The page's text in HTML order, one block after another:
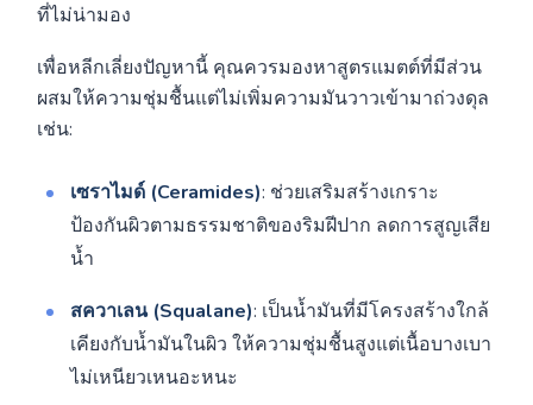
ที่ไม่น่ามอง
เพื่อหลีกเลี่ยงปัญหานี้ คุณควรมองหาสูตรแมตต์ที่มีส่วน
ผสมให้ความชุ่มชื้นแต่ไม่เพิ่มความมันวาวเข้ามาถ่วงดุล
เช่น:
เซราไมด์ (Ceramides): ช่วยเสริมสร้างเกราะ
ป้องกันผิวตามธรรมชาติของริมฝีปาก ลดการสูญเสีย
น้ำ
สควาเลน (Squalane): เป็นน้ำมันที่มีโครงสร้างใกล้
เคียงกับน้ำมันในผิว ให้ความชุ่มชื้นสูงแต่เนื้อบางเบา
ไม่เหนียวเหนอะหนะ